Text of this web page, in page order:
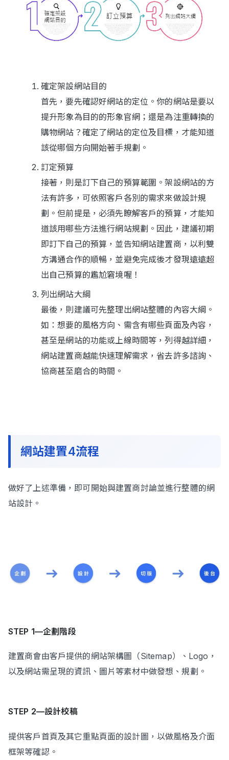
確定架設網站目的
首先，要先確認好網站的定位。你的網站是要以
提升形象為目的的形象官網；還是為注重轉換的
購物網站？確定了網站的定位及目標，才能知道
該從哪個方向開始著手規劃。
訂定預算
接著，則是訂下自己的預算範圍。架設網站的方
法有許多，可依照客戶各別的需求來做設計規
劃。但前提是，必須先瞭解客戶的預算，才能知
道該用哪些方法進行網站規劃。因此，建議初期
即訂下自己的預算，並告知網站建置商，以利雙
方溝通合作的順暢，並避免完成後才發現遠遠超
出自己預算的尷尬窘境喔！
列出網站大綱
最後，則建議可先整理出網站整體的內容大綱。
如：想要的風格方向、需含有哪些頁面及內容，
甚至是網站的功能或上線時間等，列得越詳細，
網站建置商越能快速理解需求，省去許多諮詢、
協商甚至磨合的時間。
網站建置4流程
做好了上述準備，即可開始與建置商討論並進行整體的網
站設計。
STEP 1—企劃階段
建置商會由客戶提供的網站架構圖（Sitemap）、Logo，
以及網站需呈現的資訊、圖片等素材中做發想、規劃。
STEP 2—設計校稿
提供客戶首頁及其它重點頁面的設計圖，以做風格及介面
框架等確認。